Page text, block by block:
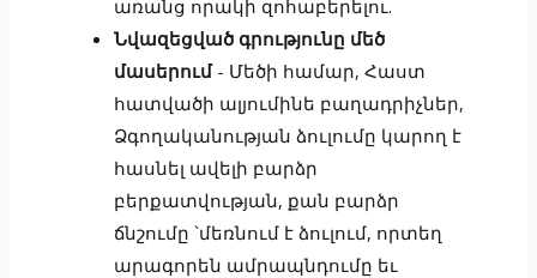
առանց որակի զոհաբերելու.
Նվազեցված գրությունը մեծ
մասերում- Մեծի համար, Հաստ
հատվածի ալյումինե բաղադրիչներ,
Ձգողականության ձուլումը կարող է
հասնել ավելի բարձր
բերքատվության, քան բարձր
ճնշումը `մեռնում է ձուլում, որտեղ
արագորեն ամրապնդումը եւ